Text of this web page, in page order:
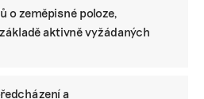
o zeměpisné poloze,
aktivně vyžádaných
a